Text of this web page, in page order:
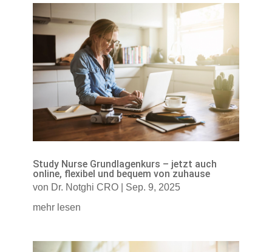
Study Nurse Grundlagenkurs – jetzt auch
online, flexibel und bequem von zuhause
von Dr. Notghi CRO| Sep. 9, 2025
mehr lesen